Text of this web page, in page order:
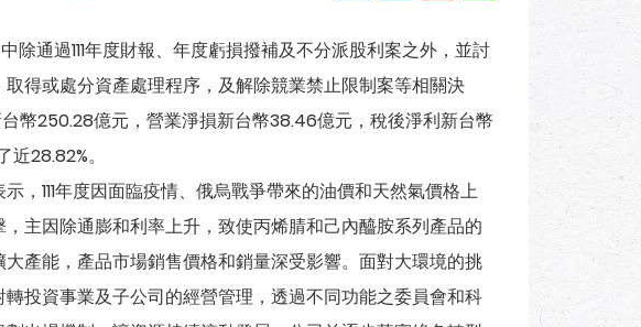
除通過111年度財報、年度虧損撥補及不分派股利案之外，並討
得或處分資產處理程序，及解除競業禁止限制案等相關決
台幣250.28億元，營業淨損新台幣38.46億元，稅後淨利新台幣
28.82%。
，111年度因面臨疫情、俄烏戰爭帶來的油價和天然氣價格上
主因除通膨和利率上升，致使丙烯腈和己內醯胺系列產品的
產能，產品市場銷售價格和銷量深受影響。面對大環境的挑
投資事業及子公司的經營管理，透過不同功能之委員會和科